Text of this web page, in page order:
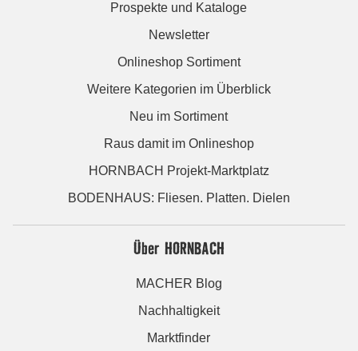
Prospekte und Kataloge
Newsletter
Onlineshop Sortiment
Weitere Kategorien im Überblick
Neu im Sortiment
Raus damit im Onlineshop
HORNBACH Projekt-Marktplatz
BODENHAUS: Fliesen. Platten. Dielen
Über HORNBACH
MACHER Blog
Nachhaltigkeit
Marktfinder